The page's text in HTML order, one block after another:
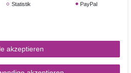
Statistik PayPal
akzeptieren